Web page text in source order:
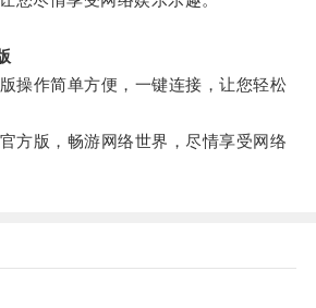
作简单方便，一键连接，让您轻松
版，畅游网络世界，尽情享受网络